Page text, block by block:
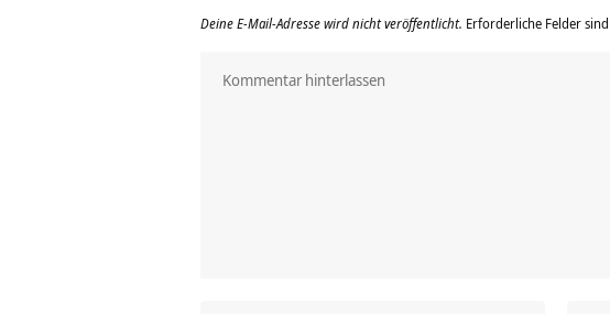
Deine E-Mail-Adresse wird nicht veröffentlicht. Erforderliche Felder